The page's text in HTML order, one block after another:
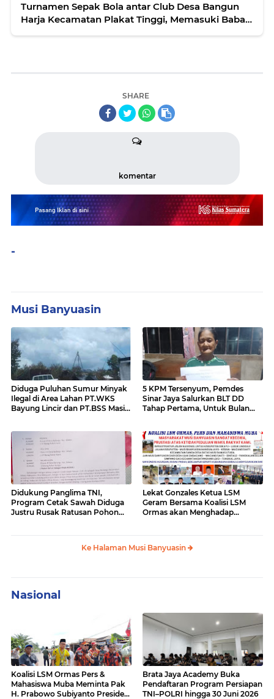
Turnamen Sepak Bola antar Club Desa Bangun
Harja Kecamatan Plakat Tinggi, Memasuki Babak
SHARE
komentar
-
Musi Banyuasin
Diduga Puluhan Sumur Minyak
Ilegal di Area Lahan PT.WKS
Bayung Lincir dan PT.BSS Masi
Kelapangan Sikat Bersih Mafia
Minyak di Area Tersebut
5 KPM Tersenyum, Pemdes
Sinar Jaya Salurkan BLT DD
Tahap Pertama, Untuk Bulan
Didukung Panglima TNI,
Program Cetak Sawah Diduga
Justru Rusak Ratusan Pohon
Lekat Gonzales Ketua LSM
Geram Bersama Koalisi LSM
Ormas akan Menghadap
Ke Halaman Musi Banyuasin
Nasional
Koalisi LSM Ormas Pers &
Mahasiswa Muba Meminta Pak
H. Prabowo Subiyanto Presiden
Brata Jaya Academy Buka
Pendaftaran Program Persiapan
TNI–POLRI hingga 30 Juni 2026